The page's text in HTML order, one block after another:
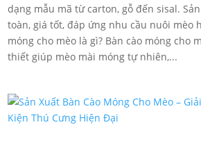
dạng mẫu mã từ carton, gỗ đến sisal.
toàn, giá tốt, đáp ứng nhu cầu nuôi mèo
móng cho mèo là gì? Bàn cào móng cho
thiết giúp mèo mài móng tự nhiên,...